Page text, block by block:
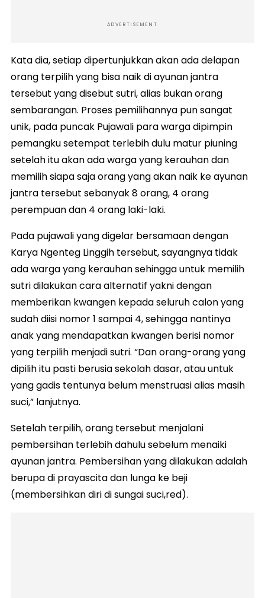
ADVERTISEMENT
Kata dia, setiap dipertunjukkan akan ada delapan
orang terpilih yang bisa naik di ayunan jantra
tersebut yang disebut sutri, alias bukan orang
sembarangan. Proses pemilihannya pun sangat
unik, pada puncak Pujawali para warga dipimpin
pemangku setempat terlebih dulu matur piuning
setelah itu akan ada warga yang kerauhan dan
memilih siapa saja orang yang akan naik ke ayunan
jantra tersebut sebanyak 8 orang, 4 orang
perempuan dan 4 orang laki-laki.
Pada pujawali yang digelar bersamaan dengan
Karya Ngenteg Linggih tersebut, sayangnya tidak
ada warga yang kerauhan sehingga untuk memilih
sutri dilakukan cara alternatif yakni dengan
memberikan kwangen kepada seluruh calon yang
sudah diisi nomor 1 sampai 4, sehingga nantinya
anak yang mendapatkan kwangen berisi nomor
yang terpilih menjadi sutri. “Dan orang-orang yang
dipilih itu pasti berusia sekolah dasar, atau untuk
yang gadis tentunya belum menstruasi alias masih
suci,” lanjutnya.
Setelah terpilih, orang tersebut menjalani
pembersihan terlebih dahulu sebelum menaiki
ayunan jantra. Pembersihan yang dilakukan adalah
berupa di prayascita dan lunga ke beji
(membersihkan diri di sungai suci,red).